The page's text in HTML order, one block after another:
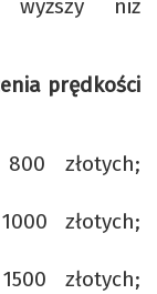
wyższy niż
prędkości
złotych;
złotych;
złotych;